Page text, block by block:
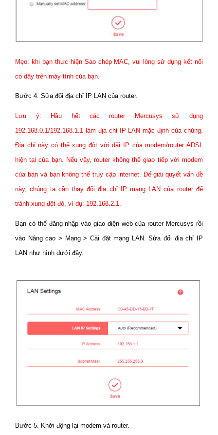
Mẹo: khi bạn thực hiện Sao chép MAC, vui lòng sử dụng kết nối
có dây trên máy tính của bạn.
Bước 4. Sửa đổi địa chỉ IP LAN của router.
Lưu ý: Hầu hết các router Mercusys sử dụng
192.168.0.1/192.168.1.1 làm địa chỉ IP LAN mặc định của chúng.
Địa chỉ này có thể xung đột với dải IP của modem/router ADSL
hiện tại của bạn. Nếu vậy, router không thể giao tiếp với modem
của bạn và bạn không thể truy cập internet. Để giải quyết vấn đề
này, chúng ta cần thay đổi địa chỉ IP mạng LAN của router để
tránh xung đột đó, ví dụ: 192.168.2.1.
Bạn có thể đăng nhập vào giao diện web của router Mercusys rồi
vào Nâng cao > Mạng > Cài đặt mạng LAN. Sửa đổi địa chỉ IP
LAN như hình dưới đây.
Bước 5. Khởi động lại modem và router.